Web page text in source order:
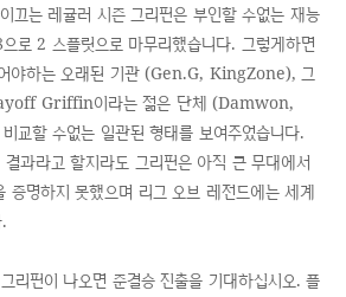
끄는 레귤러 시즌 그리핀은 부인할 수없는 재능
로 2 스플릿으로 마무리했습니다. 그렇게하면
야하는 오래된 기관 (Gen.G, KingZone), 그
Griffin이라는 젊은 단체 (Damwon,
교할 수없는 일관된 형태를 보여주었습니다.
과라고 할지라도 그리핀은 아직 큰 무대에서
증명하지 못했으며 리그 오브 레전드에는 세계
리핀이 나오면 준결승 진출을 기대하십시오. 플